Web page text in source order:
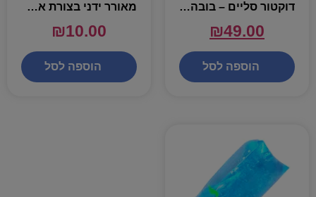
דוקטור סליים – בובה ואביזרים
₪49.00
הוספה לסל
מאורר ידני בצורת ארטיק – מגוון
₪10.00
הוספה לסל